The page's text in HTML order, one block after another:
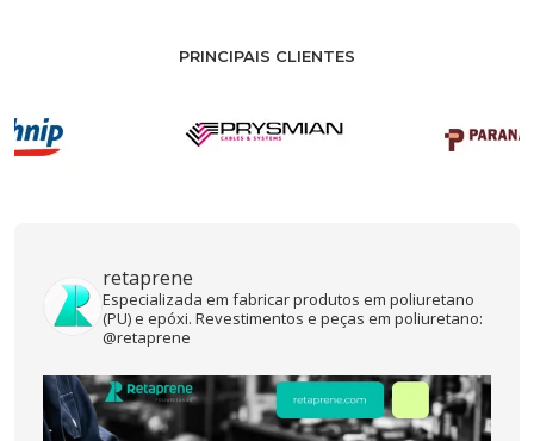
PRINCIPAIS CLIENTES
retaprene
Especializada em fabricar produtos em poliuretano
(PU) e epóxi. Revestimentos e peças em poliuretano:
@retaprene